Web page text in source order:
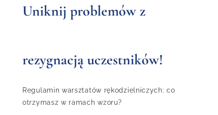
Uniknij problemów z
rezygnacją uczestników!
Regulamin warsztatów rękodzielniczych: co
otrzymasz w ramach wzoru?